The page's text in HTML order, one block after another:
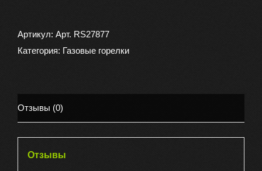
на
газовый
Артикул: Арт. RS27877
Категория: Газовые горелки
Отзывы (0)
Отзывы